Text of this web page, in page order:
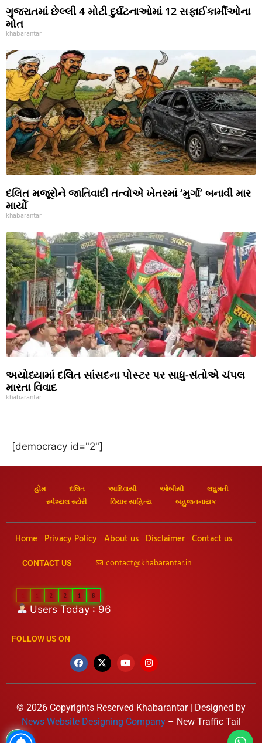
ગુજરાતમાં છેલ્લી 4 મોટી દુર્ઘટનાઓમાં 12 સફાઈકાર્મીઓના
મોત
khabarantar
દલિત મજૂરોને જાતિવાદી તત્વોએ ખેતરમાં ‘મુર્ગા’ બનાવી માર
માર્યો
khabarantar
અયોધ્યામાં દલિત સાંસદના પોસ્ટર પર સાધુ-સંતોએ ચંપલ
મારતા વિવાદ
khabarantar
[democracy id="2"]
હોમ દલિત આદિવાસી ઓબીસી
લઘુમતી
સ્પેશ્યલ સ્ટોરી
વિચાર સાહિત્ય બહુજનનાયક
Home Privacy Policy About us Disclaimer Contact us
CONTACT US contact@khabarantar.in
1 2 2 1 6
Users Today : 96
FOLLOW US ON
© 2026 Copyrights Reserved Khabarantar | Designed by
News Website Designing Company – New Traffic Tail